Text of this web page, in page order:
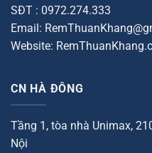
SĐT : 0972.274.333
Email:
Website:
CN HÀ ĐÔNG
Tầng 1, tòa nhà Unimax,
Nội